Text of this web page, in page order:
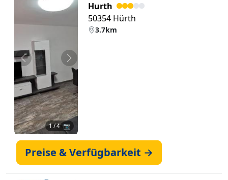
Zurück Weiter
1/ 4 📷
Hurth
50354 Hürth
3.7km
Preise & Verfügbarkeit →